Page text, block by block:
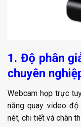
1. Độ phân
chuyên
Webcam họp trực
năng quay video
nét, chi tiết và chân